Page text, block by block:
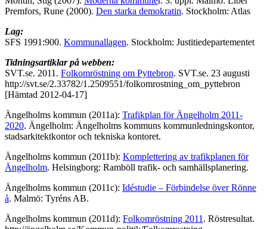
Premfors, Rune (2000). Den starka demokratin. Stockholm: Atlas
Lag:
SFS 1991:900. Kommunallagen. Stockholm: Justitiedepartementet
Tidningsartiklar på webben:
SVT.se. 2011. Folkomröstning om Pyttebron. SVT.se. 23 augusti
http://svt.se/2.33782/1.2509551/folkomrostning_om_pyttebron
[Hämtad 2012-04-17]
Ängelholms kommun (2011a): Trafikplan för Ängelholm 2011-
2020. Ängelholm: Ängelholms kommuns kommunledningskontor,
stadsarkitektkontor och tekniska kontoret.
Ängelholms kommun (2011b): Komplettering av trafikplanen för
Ängelholm. Helsingborg: Ramböll trafik- och samhällsplanering.
Ängelholms kommun (2011c): Idéstudie – Förbindelse över Rönne
å. Malmö: Tyréns AB.
Ängelholms kommun (2011d): Folkomröstning 2011 . Röstresultat.